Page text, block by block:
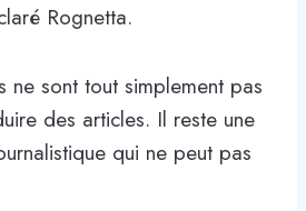
Rognetta.
ne sont tout simplement pas
des articles. Il reste une
qui ne peut pas